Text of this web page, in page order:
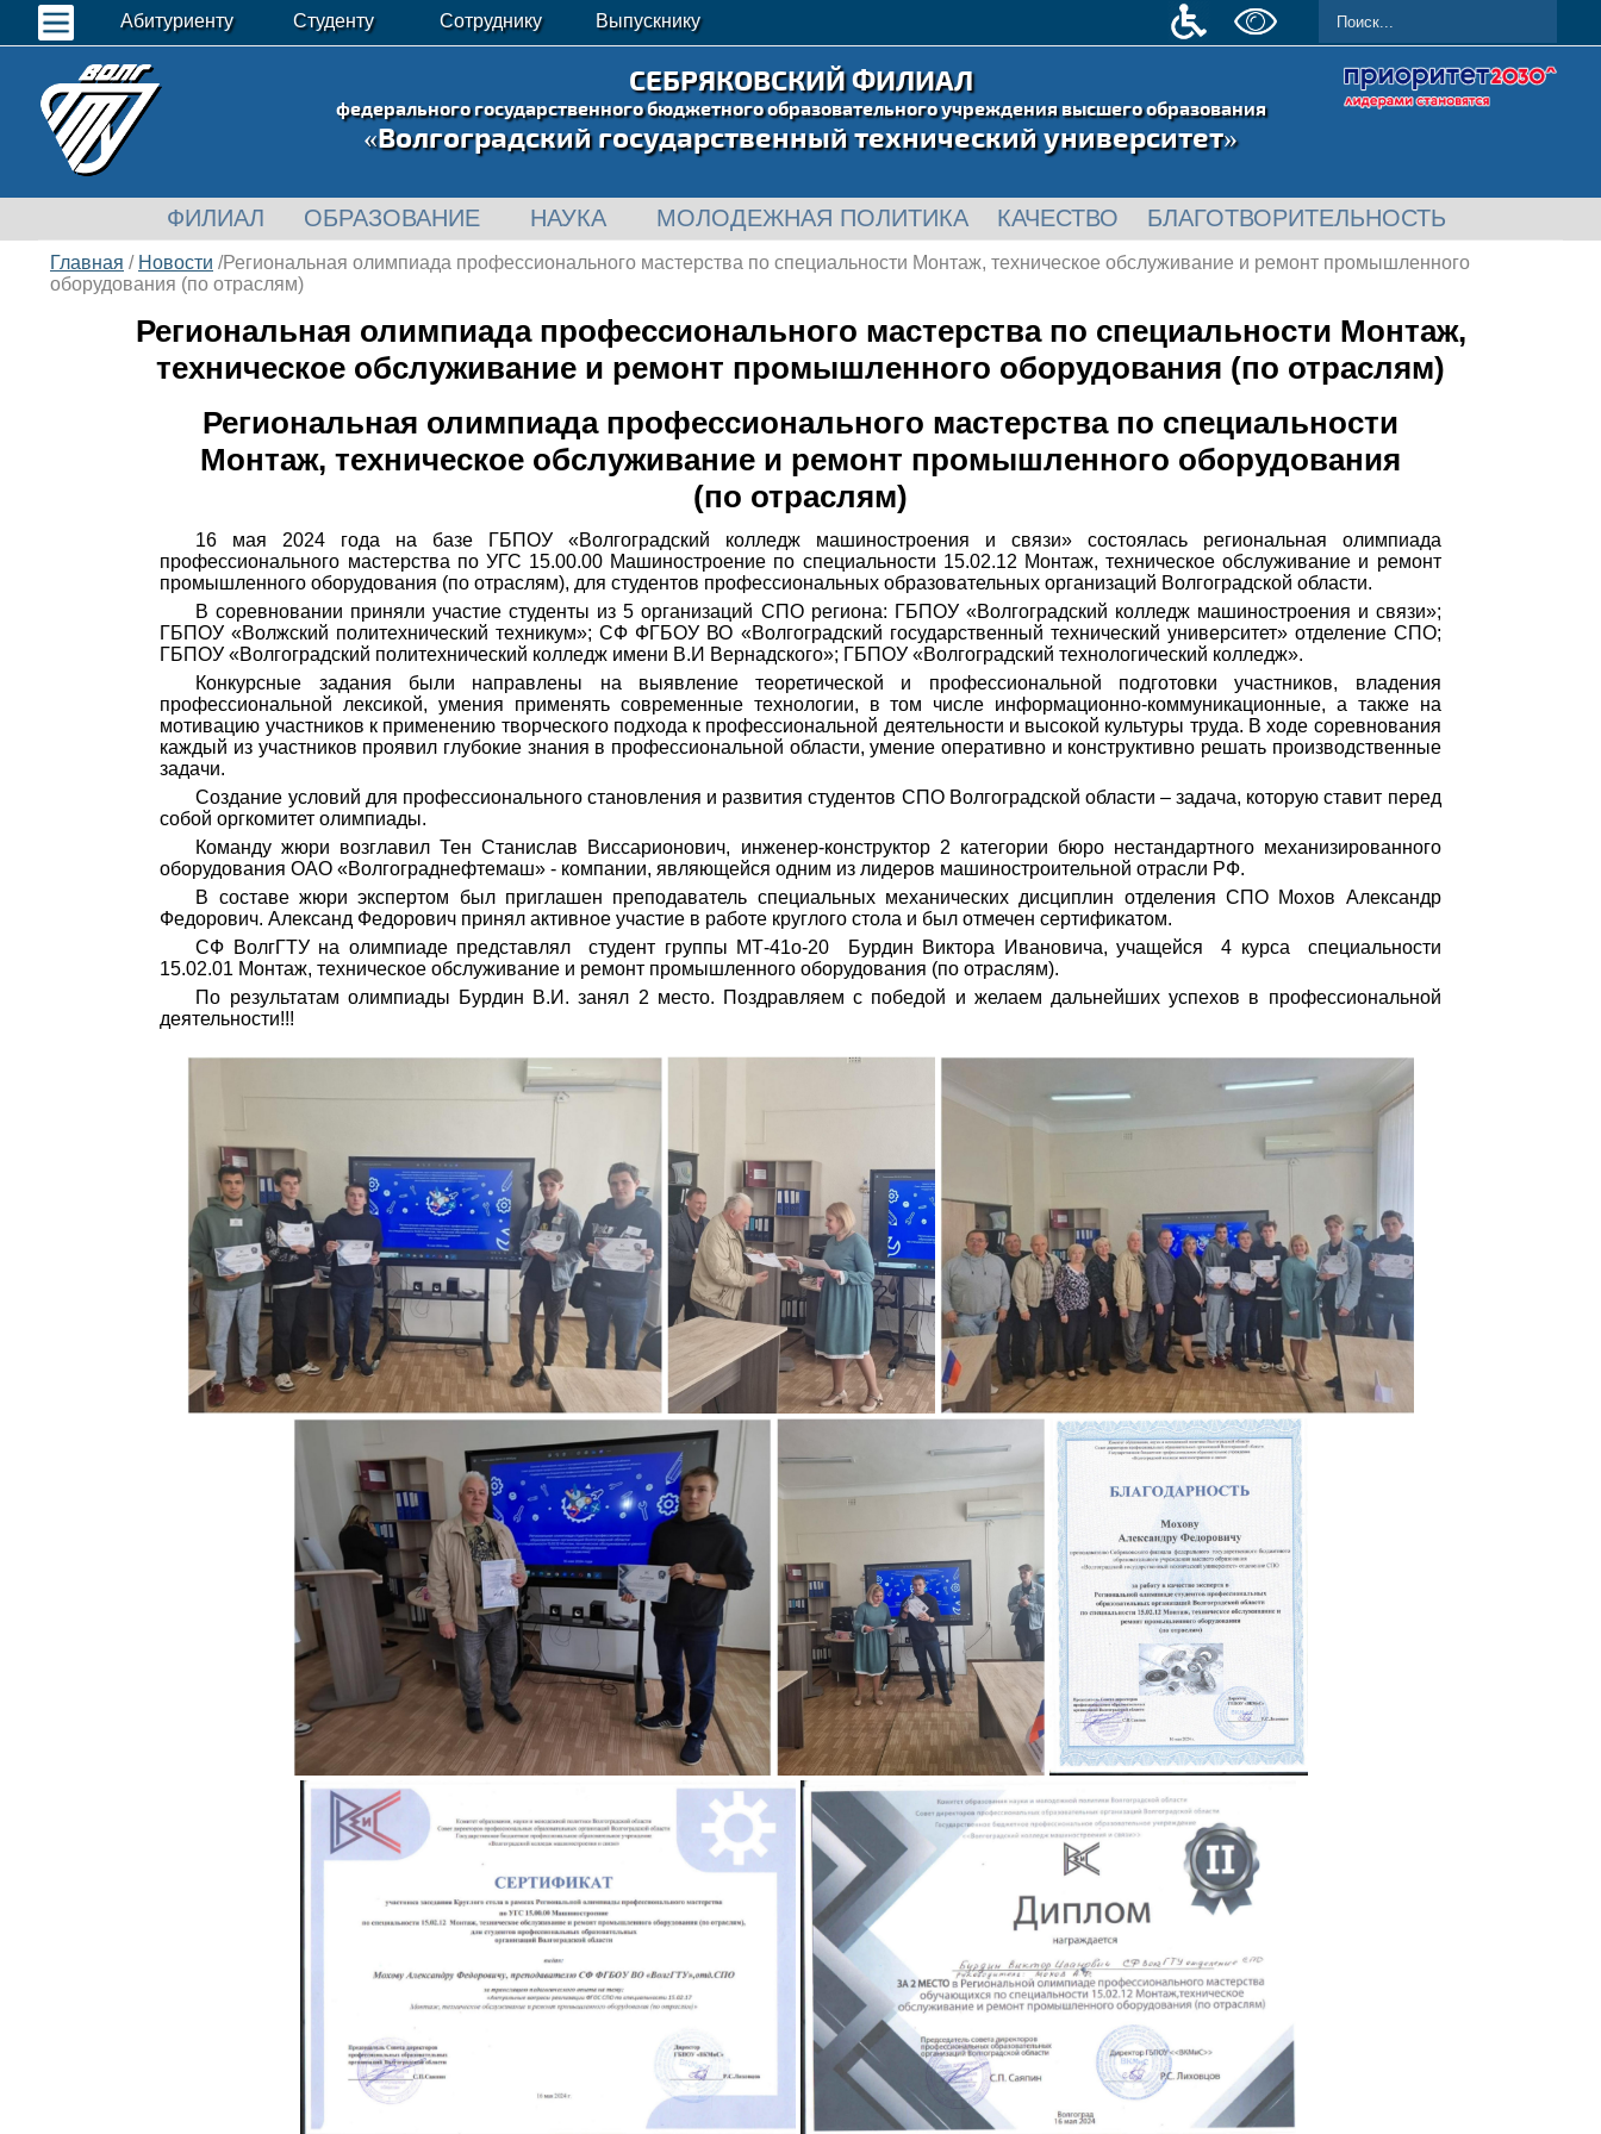
Абитуриенту Студенту Сотруднику Выпускнику
СЕБРЯКОВСКИЙ ФИЛИАЛ
федерального государственного бюджетного образовательного учреждения высшего образования
«Волгоградский государственный технический университет»
ФИЛИАЛ ОБРАЗОВАНИЕ НАУКА МОЛОДЕЖНАЯ ПОЛИТИКА КАЧЕСТВО БЛАГОТВОРИТЕЛЬНОСТЬ
Главная / Новости /Региональная олимпиада профессионального мастерства по специальности Монтаж, техническое обслуживание и ремонт промышленного
оборудования (по отраслям)
Региональная олимпиада профессионального мастерства по специальности Монтаж,
техническое обслуживание и ремонт промышленного оборудования (по отраслям)
Региональная олимпиада профессионального мастерства по специальности
Монтаж, техническое обслуживание и ремонт промышленного оборудования
(по отраслям)
16 мая 2024 года на базе ГБПОУ «Волгоградский колледж машиностроения и связи» состоялась региональная олимпиада
профессионального мастерства по УГС 15.00.00 Машиностроение по специальности 15.02.12 Монтаж, техническое обслуживание и ремонт
промышленного оборудования (по отраслям), для студентов профессиональных образовательных организаций Волгоградской области.
В соревновании приняли участие студенты из 5 организаций СПО региона: ГБПОУ «Волгоградский колледж машиностроения и связи»;
ГБПОУ «Волжский политехнический техникум»; СФ ФГБОУ ВО «Волгоградский государственный технический университет» отделение СПО;
ГБПОУ «Волгоградский политехнический колледж имени В.И Вернадского»; ГБПОУ «Волгоградский технологический колледж».
Конкурсные задания были направлены на выявление теоретической и профессиональной подготовки участников, владения
профессиональной лексикой, умения применять современные технологии, в том числе информационно-коммуникационные, а также на
мотивацию участников к применению творческого подхода к профессиональной деятельности и высокой культуры труда. В ходе соревнования
каждый из участников проявил глубокие знания в профессиональной области, умение оперативно и конструктивно решать производственные
задачи.
Создание условий для профессионального становления и развития студентов СПО Волгоградской области – задача, которую ставит перед
собой оргкомитет олимпиады.
Команду жюри возглавил Тен Станислав Виссарионович, инженер-конструктор 2 категории бюро нестандартного механизированного
оборудования ОАО «Волгограднефтемаш» - компании, являющейся одним из лидеров машиностроительной отрасли РФ.
В составе жюри экспертом был приглашен преподаватель специальных механических дисциплин отделения СПО Мохов Александр
Федорович. Александ Федорович принял активное участие в работе круглого стола и был отмечен сертификатом.
СФ ВолгГТУ на олимпиаде представлял студент группы МТ-41о-20 Бурдин Виктора Ивановича, учащейся 4 курса специальности
15.02.01 Монтаж, техническое обслуживание и ремонт промышленного оборудования (по отраслям).
По результатам олимпиады Бурдин В.И. занял 2 место. Поздравляем с победой и желаем дальнейших успехов в профессиональной
деятельности!!!